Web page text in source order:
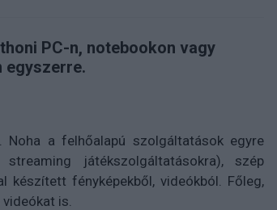
PC-n, notebookon vagy
egyszerre.
a felhőalapú szolgáltatások egyre
játékszolgáltatásokra), szép
készített fényképekből, videókból. Főleg,
is.